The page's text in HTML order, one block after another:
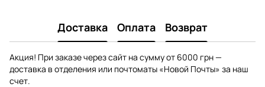
Доставка Оплата Возврат
Акция! При заказе через сайт на сумму от 6000 грн —
доставка в отделения или почтоматы «Новой Почты» за наш
счет.